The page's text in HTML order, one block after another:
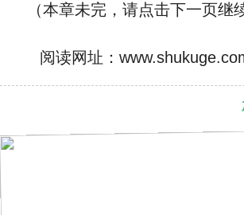
（本章未完，请点击下一页继
阅读网址：